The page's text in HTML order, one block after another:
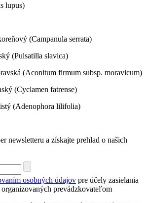
lupus)
(Campanula serrata)
(Pulsatilla slavica)
(Aconitum firmum subsp. moravicum)
(Cyclamen fatrense)
(Adenophora lilifolia)
newsletteru a získajte prehlad o našich
osobných údajov pre účely zasielania
prevádzkovateľom